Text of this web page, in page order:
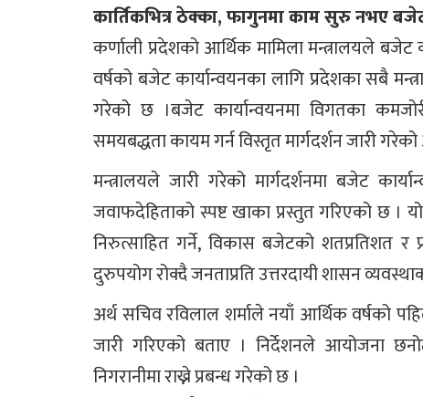
कार्तिकभित्र ठेक्का, फागुनमा काम सुरु नभए बजेट
कर्णाली प्रदेशको आर्थिक मामिला मन्त्रालयले
वर्षको बजेट कार्यान्वयनका लागि प्रदेशका सबै
गरेको छ ।बजेट कार्यान्वयनमा विगतका
समयबद्धता कायम गर्न विस्तृत मार्गदर्शन जारी
मन्त्रालयले जारी गरेको मार्गदर्शनमा बजेट
जवाफदेहिताको स्पष्ट खाका प्रस्तुत गरिएको छ ।
निरुत्साहित गर्ने, विकास बजेटको शतप्रतिशत र
दुरुपयोग रोक्दै जनताप्रति उत्तरदायी शासन
अर्थ सचिव रविलाल शर्माले नयाँ आर्थिक वर्षको
जारी गरिएको बताए । निर्देशनले आयोजना
निगरानीमा राख्ने प्रबन्ध गरेको छ ।